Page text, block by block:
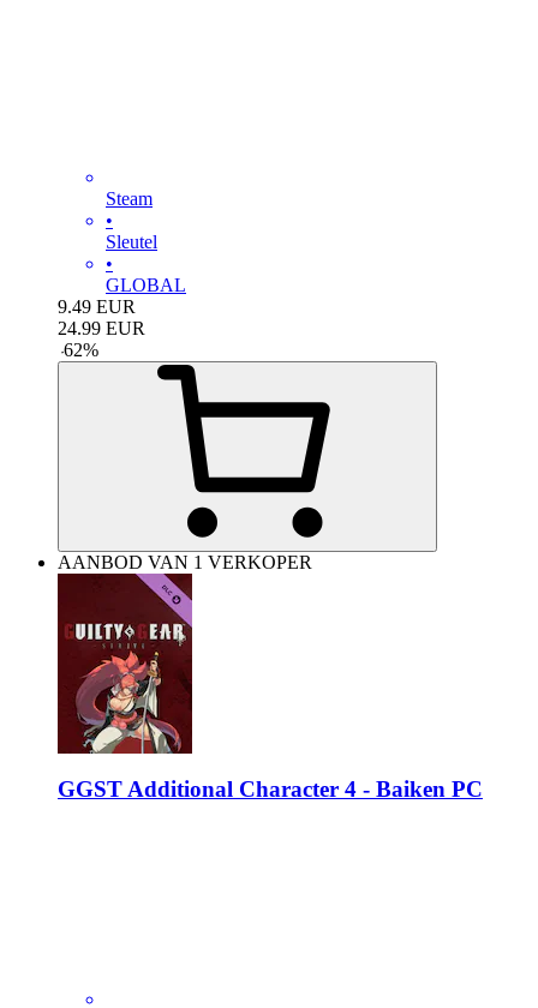
Steam
•
Sleutel
•
GLOBAL
9.49 EUR
24.99 EUR
-62%
AANBOD VAN 1 VERKOPER
GGST Additional Character 4 - Baiken PC